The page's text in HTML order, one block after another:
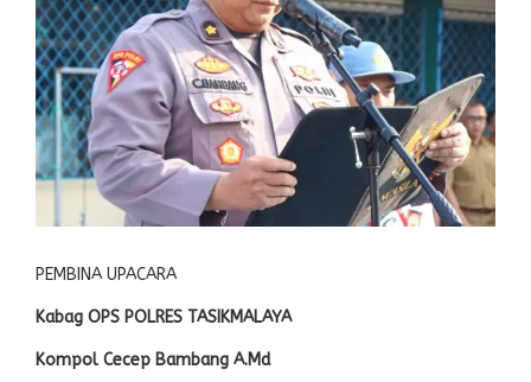
PEMBINA UPACARA
Kabag OPS POLRES TASIKMALAYA
Kompol Cecep Bambang A.Md